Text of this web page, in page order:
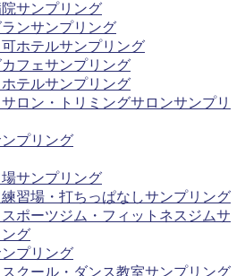
サンプリング
ランサンプリング
ホテルサンプリング
カフェサンプリング
テルサンプリング
ロン・トリミングサロンサンプリ
プリング
サンプリング
練習場・打ちっぱなしサンプリング
ポーツジム・フィットネスジムサ
グ
プリング
スクール・ダンス教室サンプリング